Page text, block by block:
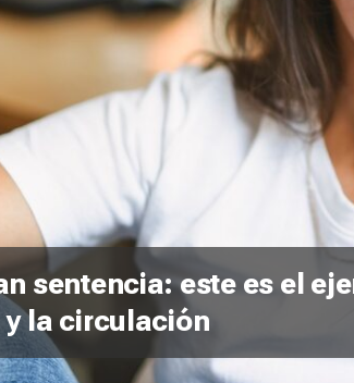
sentencia: este es el
la circulación